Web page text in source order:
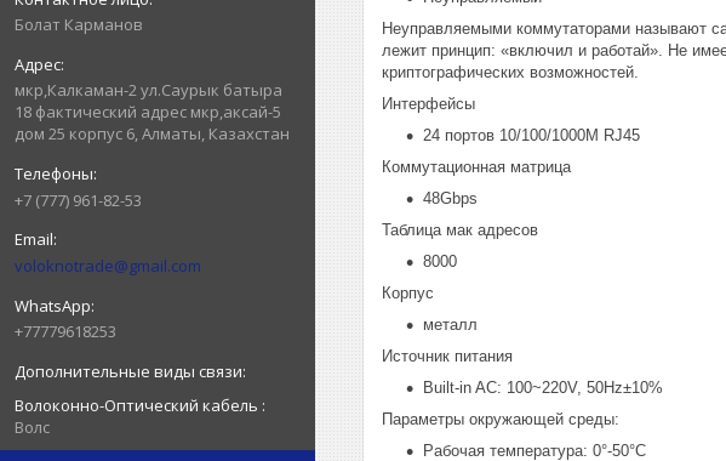
Болат Карманов
мкр,Калкаман-2 ул.Саурык батыра
18 фактический адрес мкр,аксай-5
дом 25 корпус 6, Алматы, Казахстан
+7 (777) 961-82-53
voloknotrade@gmail.com
+77779618253
Волоконно-Оптический кабель
Волс
Неуправляемыми коммутаторами называют
лежит принцип: «включил и работай». Не
криптографических возможностей.
Интерфейсы
24 портов 10/100/1000M RJ45
Коммутационная матрица
48Gbps
Таблица мак адресов
8000
Корпус
металл
Источник питания
Built-in AC: 100~220V, 50Hz±10%
Параметры окружающей среды:
Рабочая температура: 0°-50°С